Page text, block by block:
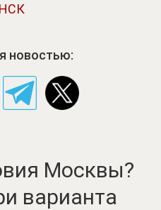
новостью:
Москвы?
варианта